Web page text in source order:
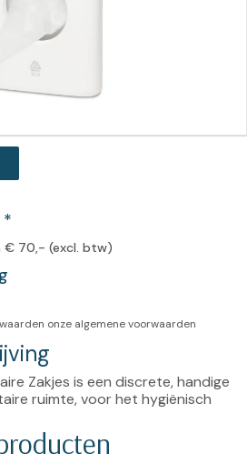
*
€ 70,- (excl. btw)
onze algemene voorwaarden
Zakjes is een discrete, handige
ruimte, voor het hygiënisch